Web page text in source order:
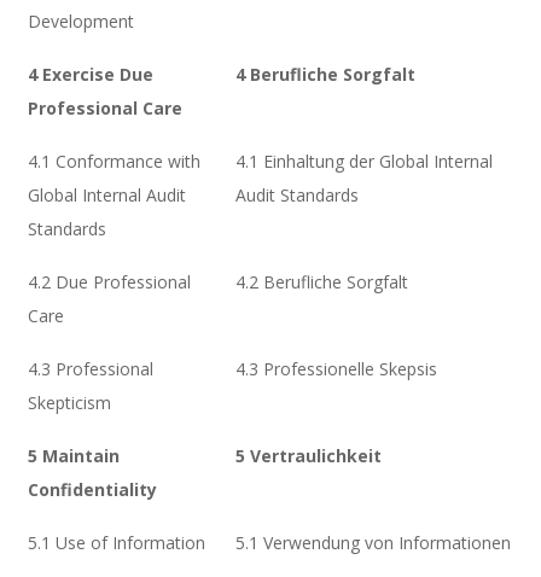
Development
4 Exercise Due
Professional Care
4 Berufliche Sorgfalt
4.1 Conformance with
Global Internal Audit
Standards
4.1 Einhaltung der Global Internal
Audit Standards
4.2 Due Professional
Care
4.2 Berufliche Sorgfalt
4.3 Professional
Skepticism
4.3 Professionelle Skepsis
5 Maintain
Confidentiality
5 Vertraulichkeit
5.1 Use of Information 5.1 Verwendung von Informationen